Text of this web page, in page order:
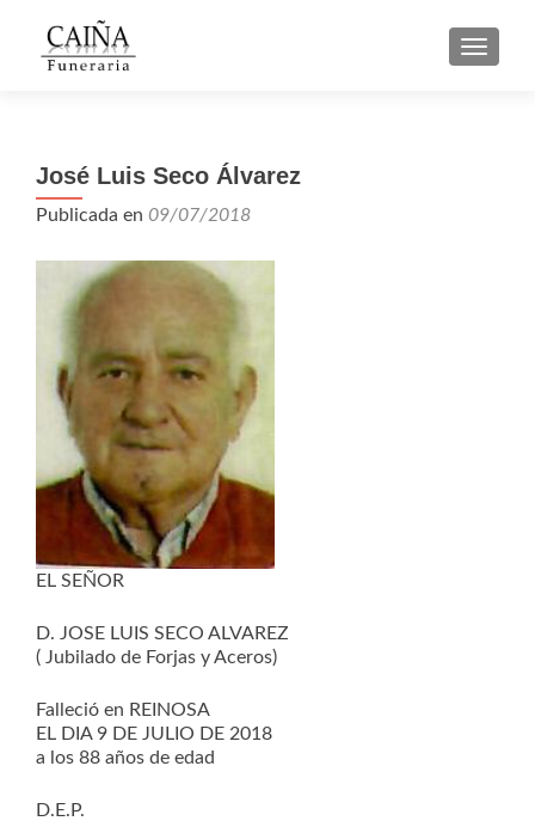
José Luis Seco Álvarez
Publicada en 09/07/2018
EL SEÑOR
D. JOSE LUIS SECO ALVAREZ
( Jubilado de Forjas y Aceros)
Falleció en REINOSA
EL DIA 9 DE JULIO DE 2018
a los 88 años de edad
D.E.P.